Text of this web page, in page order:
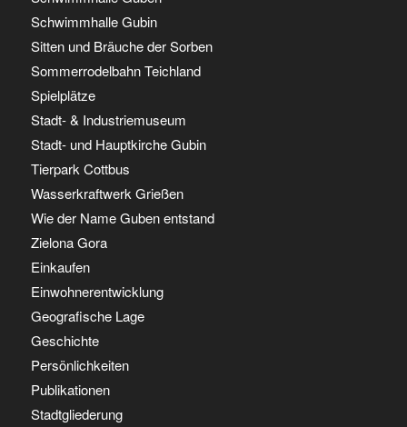
Schwimmhalle Gubin
Sitten und Bräuche der Sorben
Sommerrodelbahn Teichland
Spielplätze
Stadt- & Industriemuseum
Stadt- und Hauptkirche Gubin
Tierpark Cottbus
Wasserkraftwerk Grießen
Wie der Name Guben entstand
Zielona Gora
Einkaufen
Einwohnerentwicklung
Geografische Lage
Geschichte
Persönlichkeiten
Publikationen
Stadtgliederung